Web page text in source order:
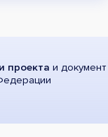
проекта и документ